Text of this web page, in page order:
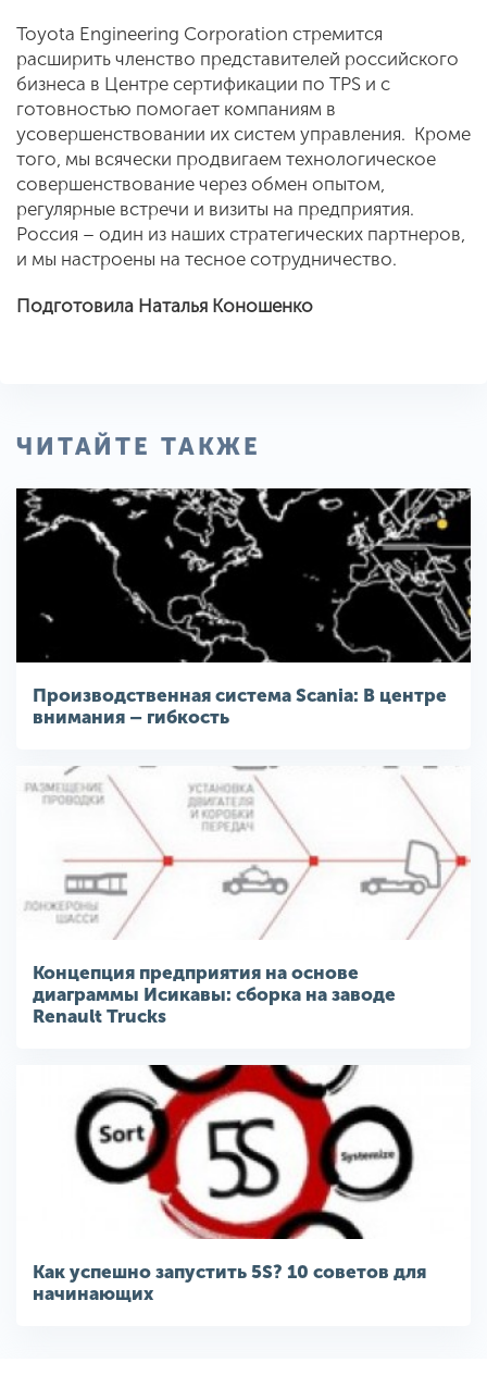
Toyota Engineering Corporation стремится
расширить членство представителей российского
бизнеса в Центре сертификации по TPS и с
готовностью помогает компаниям в
усовершенствовании их систем управления. Кроме
того, мы всячески продвигаем технологическое
совершенствование через обмен опытом,
регулярные встречи и визиты на предприятия.
Россия – один из наших стратегических партнеров,
и мы настроены на тесное сотрудничество.
Подготовила Наталья Коношенко
ЧИТАЙТЕ ТАКЖЕ
Производственная система Scania: В центре
внимания – гибкость
Концепция предприятия на основе
диаграммы Исикавы: сборка на заводе
Renault Trucks
Как успешно запустить 5S? 10 советов для
начинающих